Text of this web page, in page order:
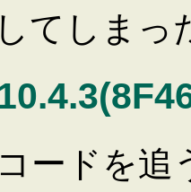
てしま
ードを